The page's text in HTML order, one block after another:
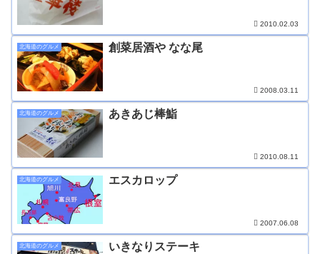
2010.02.03
北海道のグルメ 創菜居酒や なな尾
2008.03.11
北海道のグルメ あきあじ棒鮨
2010.08.11
北海道のグルメ エスカロップ
2007.06.08
北海道のグルメ いきなりステーキ